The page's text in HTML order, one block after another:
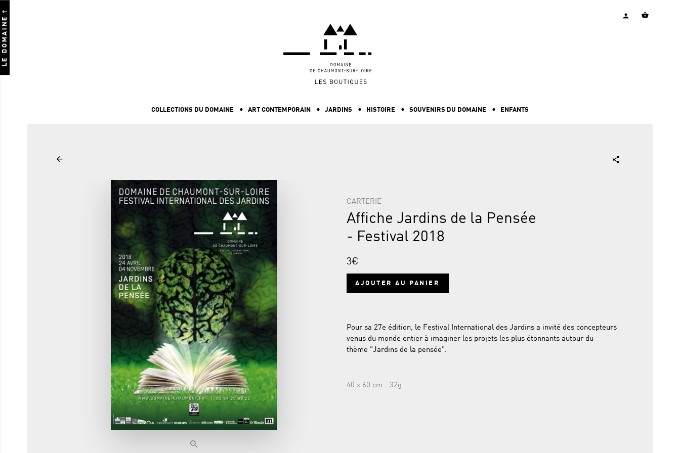
LE DOMAINE
COLLECTIONS DU DOMAINE ART CONTEMPORAIN JARDINS HISTOIRE SOUVENIRS DU DOMAINE ENFANTS
CARTERIE
Affiche Jardins de la Pensée
- Festival 2018
3€
AJOUTER AU PANIER
Pour sa 27e édition, le Festival International des Jardins a invité des concepteurs
venus du monde entier à imaginer les projets les plus étonnants autour du
thème "Jardins de la pensée".
40 x 60 cm - 32g